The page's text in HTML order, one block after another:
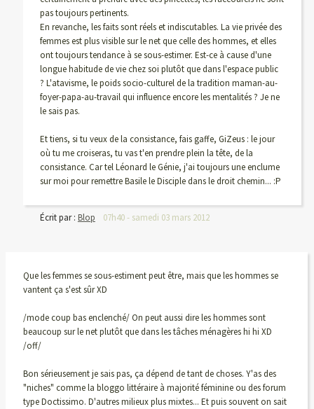
pas toujours pertinents.
En revanche, les faits sont réels et indiscutables. La vie privée des
femmes est plus visible sur le net que celle des hommes, et elles
ont toujours tendance à se sous-estimer. Est-ce à cause d'une
longue habitude de vie chez soi plutôt que dans l'espace public
? L'atavisme, le poids socio-culturel de la tradition maman-au-
foyer-papa-au-travail qui influence encore les mentalités ? Je ne
le sais pas.
Et tiens, si tu veux de la consistance, fais gaffe, GiZeus : le jour
où tu me croiseras, tu vas t'en prendre plein la tête, de la
consistance. Car tel Léonard le Génie, j'ai toujours une enclume
sur moi pour remettre Basile le Disciple dans le droit chemin... :P
Écrit par : Blop 07h40- samedi 03 mars 2012
Que les femmes se sous-estiment peut être, mais que les hommes se
vantent ça s'est sûr XD
/mode coup bas enclenché/ On peut aussi dire les hommes sont
beaucoup sur le net plutôt que dans les tâches ménagères hi hi XD
/off/
Bon sérieusement je sais pas, ça dépend de tant de choses. Y'as des
"niches" comme la bloggo littéraire à majorité féminine ou des forum
type Doctissimo. D'autres milieux plus mixtes... Et puis souvent on sait